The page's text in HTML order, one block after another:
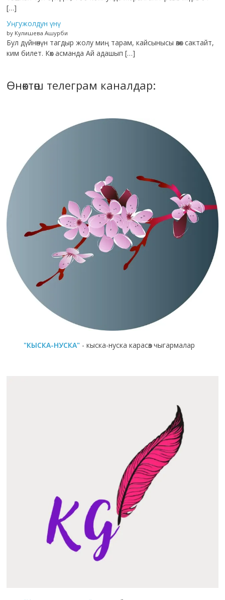
[…]
Уңгужолдун үнү
by Кулишева Ашурби
Бул дүйнөнүн тагдыр жолу миң тарам, кайсынысы өзөк сактайт,
ким билет. Көк асманда Ай адашып […]
Өнөктөш телеграм каналдар:
"КЫСКА-НУСКА" - кыска-нуска карасөз чыгармалар